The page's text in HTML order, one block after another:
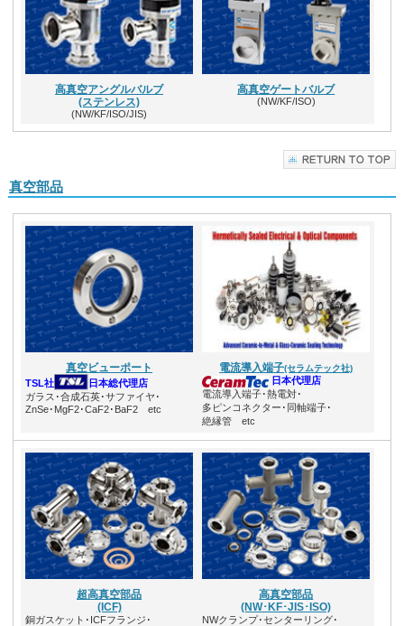
高真空アングルバルブ
(ステンレス)
(NW/KF/ISO/JIS)
高真空ゲートバルブ
(NW/KF/ISO)
真空部品
真空ビューポート
TSL社
日本総代理店
ガラス･合成石英･サファイヤ･
ZnSe･MgF2･CaF2･BaF2 etc
電流導入端子(セラムテック社)
日本代理店
電流導入端子･熱電対･
多ピンコネクター･同軸端子･
絶縁管 etc
超高真空部品
(ICF)
銅ガスケット･ICFフランジ･
高真空部品
(NW･KF･JIS･ISO)
NWクランプ･センターリング･